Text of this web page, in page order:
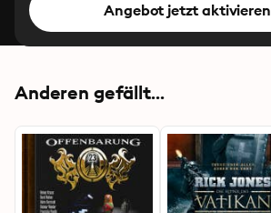
Angebot jetzt aktivieren
Anderen gefällt...